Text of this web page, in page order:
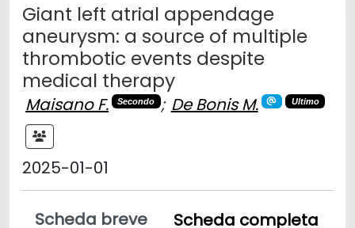
Giant left atrial appendage
aneurysm: a source of multiple
thrombotic events despite
medical therapy
Maisano F. Secondo ; De Bonis M. Ultimo
2025-01-01
Scheda breve
Scheda completa